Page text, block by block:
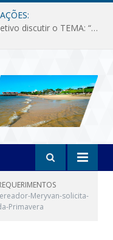
Audiência Pública que tem como objetivo discutir o TEMA: “Fornecimento de Energia Elétrica em Debate: Tarifas, Qualidade e Atendimento dos Serviços”
Meryvan-solicita-
Primavera